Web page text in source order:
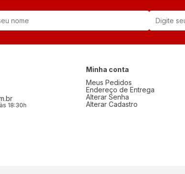
18:30h
Minha conta
Meus Pedidos
Endereço de Entrega
Alterar Senha
Alterar Cadastro